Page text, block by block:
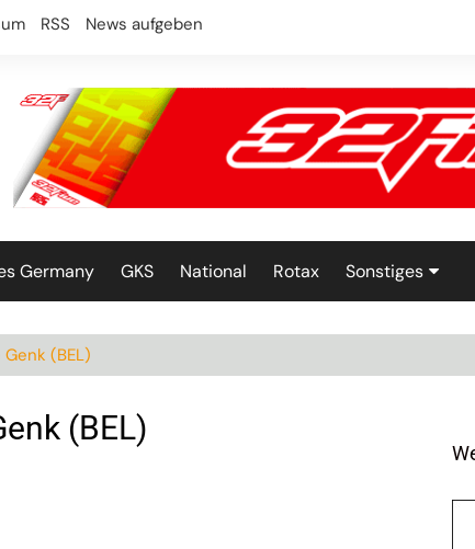
RSS News aufgeben
Germany GKS National Rotax Sonstiges
(BEL)
(BEL)